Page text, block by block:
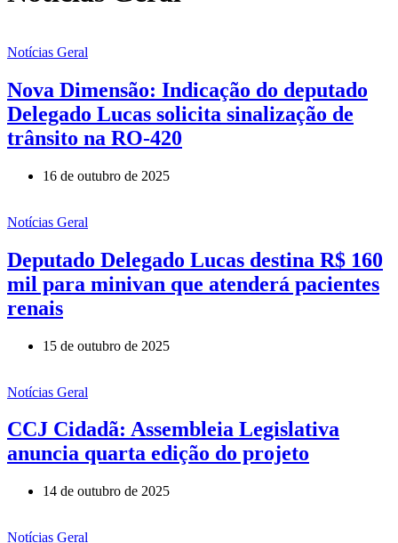
Notícias Geral
Nova Dimensão: Indicação do deputado
Delegado Lucas solicita sinalização de
trânsito na RO-420
16 de outubro de 2025
Notícias Geral
Deputado Delegado Lucas destina R$ 160
mil para minivan que atenderá pacientes
renais
15 de outubro de 2025
Notícias Geral
CCJ Cidadã: Assembleia Legislativa
anuncia quarta edição do projeto
14 de outubro de 2025
Notícias Geral